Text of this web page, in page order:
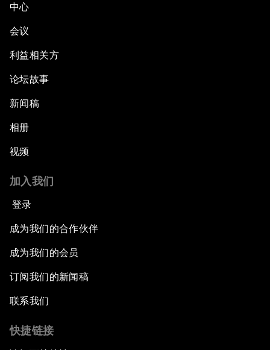
中心
会议
利益相关方
论坛故事
新闻稿
相册
视频
加入我们
登录
成为我们的合作伙伴
成为我们的会员
订阅我们的新闻稿
联系我们
快捷链接